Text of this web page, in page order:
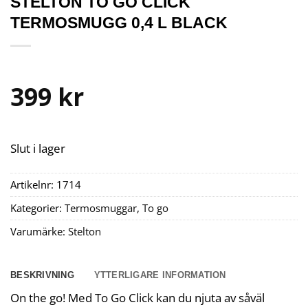
TERMOSMUGG 0,4 L BLACK
399 kr
Slut i lager
Artikelnr: 1714
Kategorier: Termosmuggar, To go
Varumärke: Stelton
BESKRIVNING YTTERLIGARE INFORMATION
On the go! Med To Go Click kan du njuta av såväl